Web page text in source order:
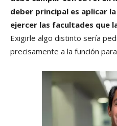
deber principal es aplicar
ejercer las facultades que
Exigirle algo distinto sería
precisamente a la función